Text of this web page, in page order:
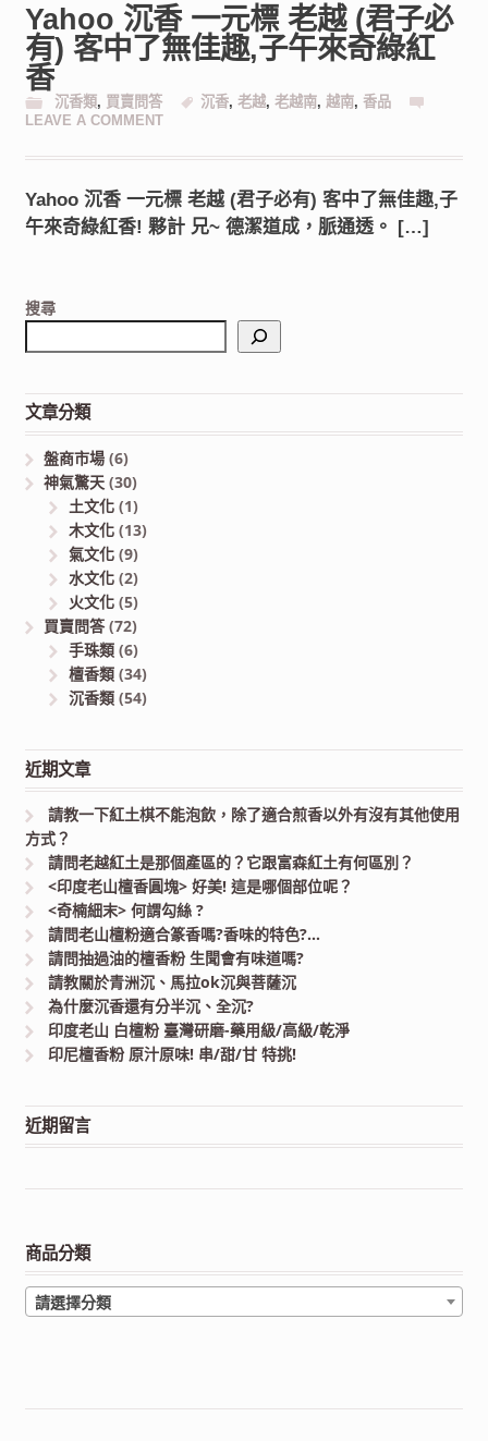
Yahoo 沉香 一元標 老越 (君子必
有) 客中了無佳趣,子午來奇綠紅
香
沉香類, 買賣問答 沉香, 老越, 老越南, 越南, 香品
LEAVE A COMMENT
Yahoo 沉香 一元標 老越 (君子必有) 客中了無佳趣,子
午來奇綠紅香! 夥計 兄~ 德潔道成，脈通透。 […]
搜尋
文章分類
盤商市場 (6)
神氣驚天 (30)
土文化(1)
木文化(13)
氣文化(9)
水文化(2)
火文化(5)
買賣問答(72)
手珠類(6)
檀香類(34)
沉香類(54)
近期文章
請教一下紅土棋不能泡飲，除了適合煎香以外有沒有其他使用
方式？
請問老越紅土是那個產區的？它跟富森紅土有何區別？
<印度老山檀香圓塊> 好美! 這是哪個部位呢？
<奇楠細末> 何謂勾絲 ?
請問老山檀粉適合篆香嗎?香味的特色?…
請問抽過油的檀香粉 生聞會有味道嗎?
請教關於青洲沉、馬拉ok沉與菩薩沉
為什麼沉香還有分半沉、全沉?
印度老山 白檀粉 臺灣研磨-藥用級/高級/乾淨
印尼檀香粉 原汁原味! 串/甜/甘 特挑!
近期留言
商品分類
請選擇分類